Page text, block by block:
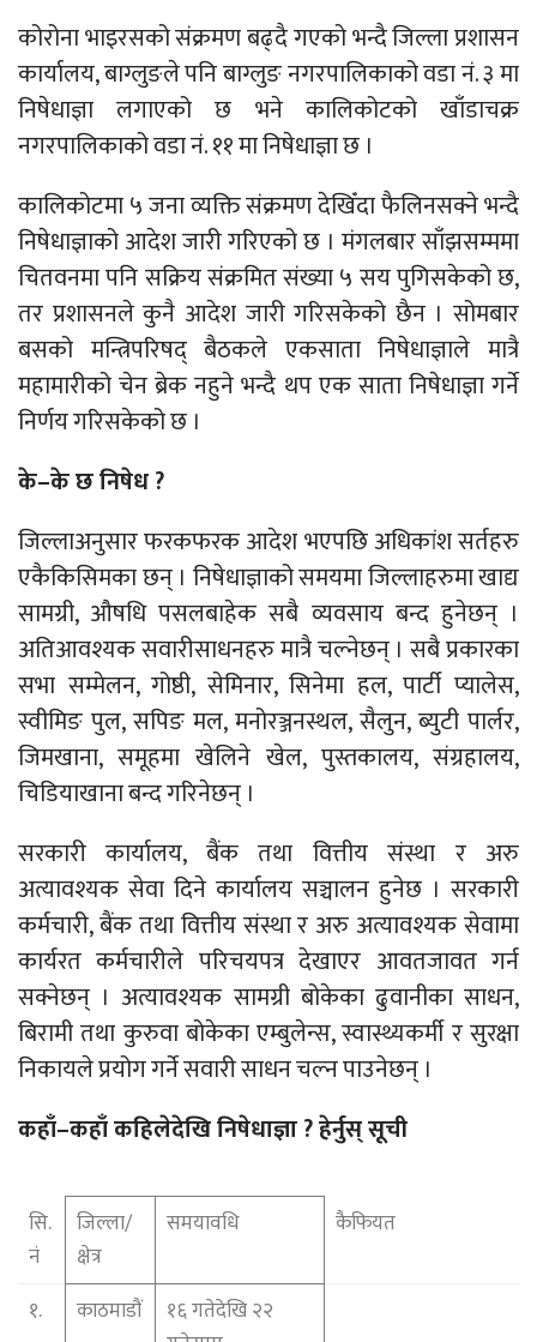
कोरोना भाइरसको संक्रमण बढ्दै गएको भन्दै जिल्ला प्रशासन
कार्यालय, बाग्लुङले पनि बाग्लुङ नगरपालिकाको वडा नं. ३ मा
निषेधाज्ञा लगाएको छ भने कालिकोटको खाँडाचक्र
नगरपालिकाको वडा नं. ११ मा निषेधाज्ञा छ ।
कालिकोटमा ५ जना व्यक्ति संक्रमण देखिँदा फैलिनसक्ने भन्दै
निषेधाज्ञाको आदेश जारी गरिएको छ । मंगलबार साँझसम्ममा
चितवनमा पनि सक्रिय संक्रमित संख्या ५ सय पुगिसकेको छ,
तर प्रशासनले कुनै आदेश जारी गरिसकेको छैन । सोमबार
बसको मन्त्रिपरिषद् बैठकले एकसाता निषेधाज्ञाले मात्रै
महामारीको चेन ब्रेक नहुने भन्दै थप एक साता निषेधाज्ञा गर्ने
निर्णय गरिसकेको छ ।
के–के छ निषेध ?
जिल्लाअनुसार फरकफरक आदेश भएपछि अधिकांश सर्तहरु
एकैकिसिमका छन् । निषेधाज्ञाको समयमा जिल्लाहरुमा खाद्य
सामग्री, औषधि पसलबाहेक सबै व्यवसाय बन्द हुनेछन् ।
अतिआवश्यक सवारीसाधनहरु मात्रै चल्नेछन् । सबै प्रकारका
सभा सम्मेलन, गोष्ठी, सेमिनार, सिनेमा हल, पार्टी प्यालेस,
स्वीमिङ पुल, सपिङ मल, मनोरञ्जनस्थल, सैलुन, ब्युटी पार्लर,
जिमखाना, समूहमा खेलिने खेल, पुस्तकालय, संग्रहालय,
चिडियाखाना बन्द गरिनेछन् ।
सरकारी कार्यालय, बैंक तथा वित्तीय संस्था र अरु
अत्यावश्यक सेवा दिने कार्यालय सञ्चालन हुनेछ । सरकारी
कर्मचारी, बैंक तथा वित्तीय संस्था र अरु अत्यावश्यक सेवामा
कार्यरत कर्मचारीले परिचयपत्र देखाएर आवतजावत गर्न
सक्नेछन् । अत्यावश्यक सामग्री बोकेका ढुवानीका साधन,
बिरामी तथा कुरुवा बोकेका एम्बुलेन्स, स्वास्थ्यकर्मी र सुरक्षा
निकायले प्रयोग गर्ने सवारी साधन चल्न पाउनेछन् ।
कहाँ–कहाँ कहिलेदेखि निषेधाज्ञा ? हेर्नुस् सूची
सि.
नं
जिल्ला/
क्षेत्र
समयावधि कैफियत
१. काठमाडौं
१६ गतेदेखि २२